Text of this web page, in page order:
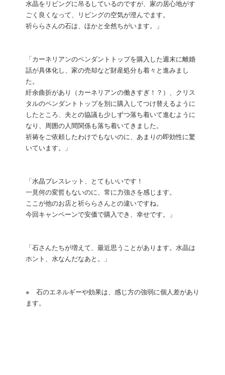
水晶をリビングに吊るしているのですが、家の居心地がす
ごく良くなって、リビングの空気が澄んでます。
祈ららさんの石は、ほかと全然ちがいます。」
「カーネリアンのペンダントトップを購入した週末に離婚
話が具体化し、家の売却など財産処分も着々と進みまし
た。
紆余曲折があり（カーネリアンの働きすぎ！？）、クリス
タルのペンダントトップを別に購入してつけ替えるように
したところ、夫との協議も少しずつ落ち着いて進むように
なり、周囲の人間関係も落ち着いてきました。
祈祷をご依頼したわけでもないのに、あまりの即効性に驚
いています。」
「水晶ブレスレット、とてもいいです！
一見何の変哲もないのに、常に力強さを感じます。
ここが他のお店と祈ららさんとの違いですね。
今回キャンペーンで安価で購入でき、幸せです。」
「石さんたちが増えて、最近思うことがあります。水晶は
ホント、水なんだなあと。」
※ 石のエネルギーや効果は、感じ方の強弱に個人差があり
ます。